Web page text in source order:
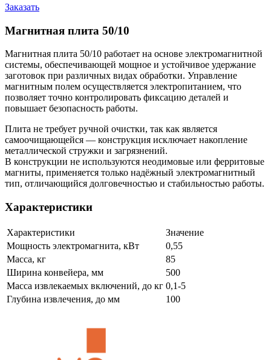
Заказать
Магнитная плита 50/10
Магнитная плита 50/10 работает на основе электромагнитной
системы, обеспечивающей мощное и устойчивое удержание
заготовок при различных видах обработки. Управление
магнитным полем осуществляется электропитанием, что
позволяет точно контролировать фиксацию деталей и
повышает безопасность работы.
Плита не требует ручной очистки, так как является
самоочищающейся — конструкция исключает накопление
металлической стружки и загрязнений.
В конструкции не используются неодимовые или ферритовые
магниты, применяется только надёжный электромагнитный
тип, отличающийся долговечностью и стабильностью работы.
Характеристики
Характеристики
Значение
Мощность электромагнита, кВт
0,55
Масса, кг
85
Ширина конвейера, мм
500
Масса извлекаемых включений, до кг 0,1-5
Глубина извлечения, до мм
100